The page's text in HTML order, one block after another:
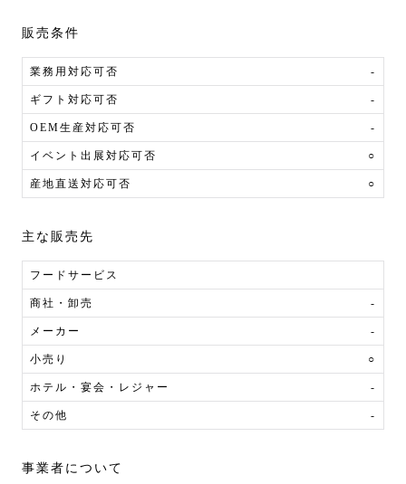
販売条件
業務用対応可否 -
ギフト対応可否 -
OEM生産対応可否 -
イベント出展対応可否 ○
産地直送対応可否 ○
主な販売先
フードサービス
商社・卸売 -
メーカー -
小売り ○
ホテル・宴会・レジャー -
その他 -
事業者について